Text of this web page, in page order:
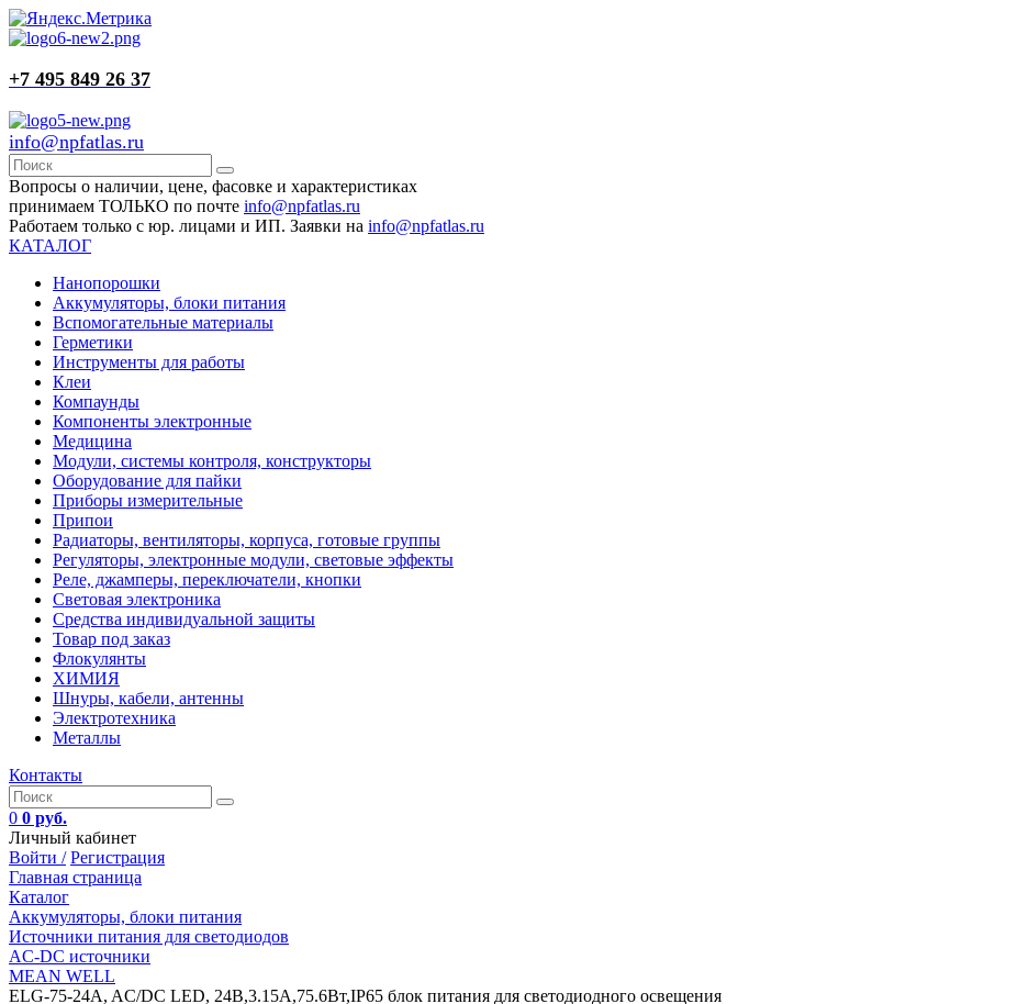
+7 495 849 26 37
info@npfatlas.ru
Вопросы о наличии, цене, фасовке и характеристиках
принимаем ТОЛЬКО по почте info@npfatlas.ru
Работаем только с юр. лицами и ИП. Заявки на info@npfatlas.ru
КАТАЛОГ
Нанопорошки
Аккумуляторы, блоки питания
Вспомогательные материалы
Герметики
Инструменты для работы
Клеи
Компаунды
Компоненты электронные
Медицина
Модули, системы контроля, конструкторы
Оборудование для пайки
Приборы измерительные
Припои
Радиаторы, вентиляторы, корпуса, готовые группы
Регуляторы, электронные модули, световые эффекты
Реле, джамперы, переключатели, кнопки
Световая электроника
Средства индивидуальной защиты
Товар под заказ
Флокулянты
ХИМИЯ
Шнуры, кабели, антенны
Электротехника
Металлы
Контакты
0 0 руб.
Личный кабинет
Войти / Регистрация
Главная страница
Каталог
Аккумуляторы, блоки питания
Источники питания для светодиодов
AC-DC источники
MEAN WELL
ELG-75-24A, AC/DC LED, 24В,3.15А,75.6Вт,IP65 блок питания для светодиодного освещения